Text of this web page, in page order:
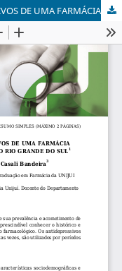
PERFIL DE USUÁRIOS DE ANTIDEPRESSIVOS DE UMA FARMÁCIA MUNICIPAL DO NOROESTE DO ESTADO DO RIO GRANDE DO SUL